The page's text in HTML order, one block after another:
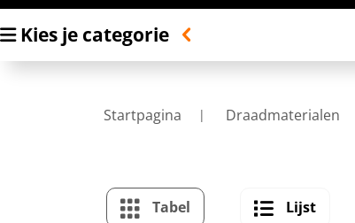
Kies je categorie
Startpagina Draadmaterialen
Tabel Lijst